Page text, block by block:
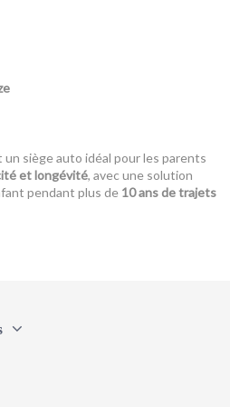
siège auto idéal pour les parents
et longévité, avec une solution
pendant plus de 10 ans de trajets